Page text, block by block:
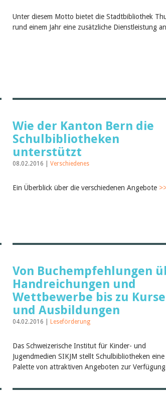
Unter diesem Motto bietet die Stadtbibliothek
rund einem Jahr eine zusätzliche Dienstleistung
Wie der Kanton Bern die
Schulbibliotheken
unterstützt
08.02.2016 | Verschiedenes
Ein Überblick über die verschiedenen Angebote
Von Buchempfehlungen
Handreichungen und
Wettbewerbe bis zu
und Ausbildungen
04.02.2016 | Leseförderung
Das Schweizerische Institut für Kinder- und
Jugendmedien SIKJM stellt Schulbibliotheken
Palette von attraktiven Angeboten zur